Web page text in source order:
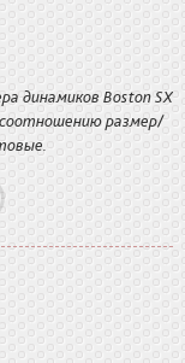
динамиков Boston SX
размер/